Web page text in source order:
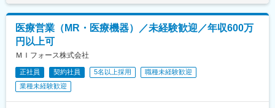
医療営業（MR・医療機器）／未経験歓迎／年収600万
円以上可
ＭＩフォース株式会社
正社員 契約社員 5名以上採用
職種未経験歓迎
業種未経験歓迎